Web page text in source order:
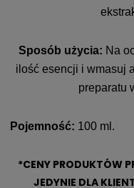
Sposób użycia: Na
ilość esencji i wmasuj
preparatu
Pojemność: 100 ml.
*CENY PRODUKTÓW
JEDYNIE DLA